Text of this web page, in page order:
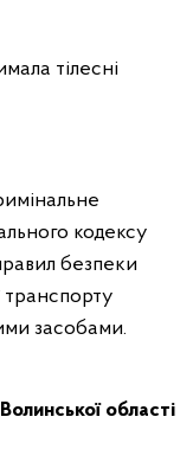
тілесні
кодексу
безпеки
транспорту
засобами.
області